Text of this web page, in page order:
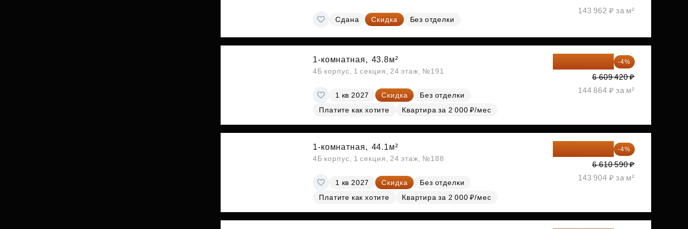
Сдана Скидка Без отделки
143 962 ₽ за м²
1-комнатная, 43.8м²
4Б корпус, 1 секция, 24 этаж, №191
1 кв 2027 Скидка
Без отделки
Платите как хотите
Квартира за 2 000 ₽/мес
6 345 043 ₽ -4%
6 609 420 ₽
144 864 ₽ за м²
1-комнатная, 44.1м²
4Б корпус, 1 секция, 24 этаж, №188
1 кв 2027 Скидка
Без отделки
Платите как хотите
Квартира за 2 000 ₽/мес
6 346 166 ₽ -4%
6 610 590 ₽
143 904 ₽ за м²